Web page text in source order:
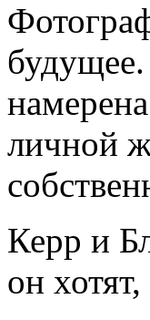
личной
Керр и
он